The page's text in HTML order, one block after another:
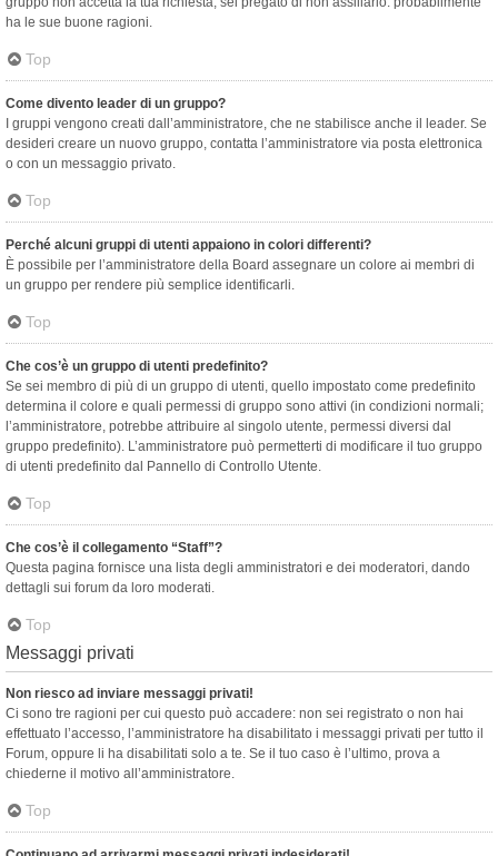
ha le sue buone ragioni.
Top
Come divento leader di un gruppo?
I gruppi vengono creati dall’amministratore, che ne stabilisce anche il leader. Se
desideri creare un nuovo gruppo, contatta l’amministratore via posta elettronica
o con un messaggio privato.
Top
Perché alcuni gruppi di utenti appaiono in colori differenti?
È possibile per l’amministratore della Board assegnare un colore ai membri di
un gruppo per rendere più semplice identificarli.
Top
Che cos’è un gruppo di utenti predefinito?
Se sei membro di più di un gruppo di utenti, quello impostato come predefinito
determina il colore e quali permessi di gruppo sono attivi (in condizioni normali;
l’amministratore, potrebbe attribuire al singolo utente, permessi diversi dal
gruppo predefinito). L’amministratore può permetterti di modificare il tuo gruppo
di utenti predefinito dal Pannello di Controllo Utente.
Top
Che cos’è il collegamento “Staff”?
Questa pagina fornisce una lista degli amministratori e dei moderatori, dando
dettagli sui forum da loro moderati.
Top
Messaggi privati
Non riesco ad inviare messaggi privati!
Ci sono tre ragioni per cui questo può accadere: non sei registrato o non hai
effettuato l’accesso, l’amministratore ha disabilitato i messaggi privati per tutto il
Forum, oppure li ha disabilitati solo a te. Se il tuo caso è l’ultimo, prova a
chiederne il motivo all’amministratore.
Top